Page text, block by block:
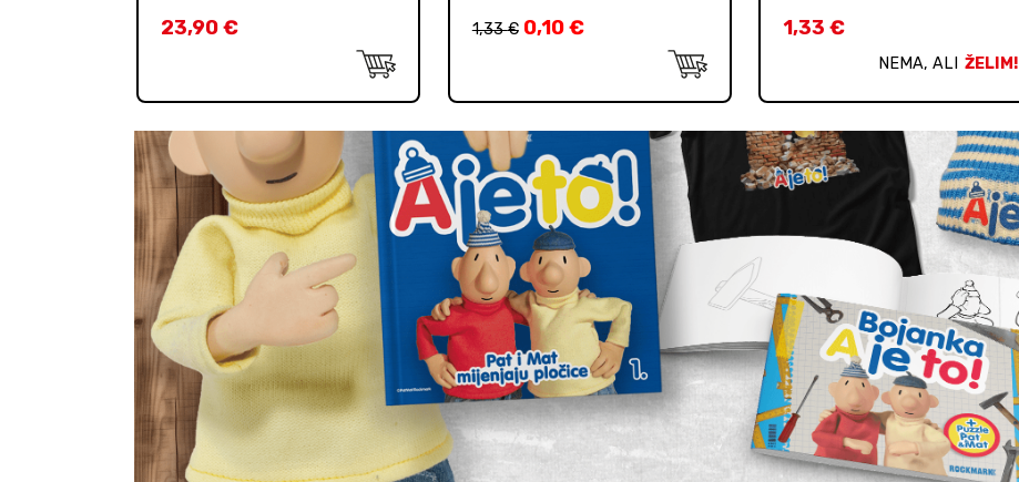
23,90€ 1,33€ 0,10€ 1,33€
NEMA, ALI ŽELIM!